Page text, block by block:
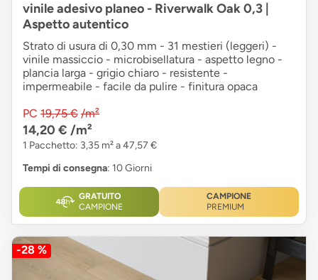
vinile adesivo planeo - Riverwalk Oak 0,3 |
Aspetto autentico
Strato di usura di 0,30 mm - 31 mestieri (leggeri) -
vinile massiccio - microbisellatura - aspetto legno -
plancia larga - grigio chiaro - resistente -
impermeabile - facile da pulire - finitura opaca
PC 19,75 € /m²
14,20 € /m²
1 Pacchetto: 3,35 m² a 47,57 €
Tempi di consegna: 10 Giorni
GRATUITO
CAMPIONE
CAMPIONE
PREMIUM
-28 %